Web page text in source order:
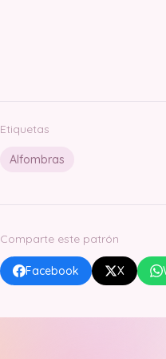
Etiquetas
Alfombras
Comparte este patrón
Facebook X